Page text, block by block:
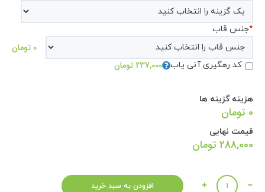
*جنس قاب
0 تومان
کد رهگیری آنی یاب 237,000 تومان
هزینه گزینه ها
0 تومان
قیمت نهایی
288,000 تومان
تعداد افزودن به سبد خرید